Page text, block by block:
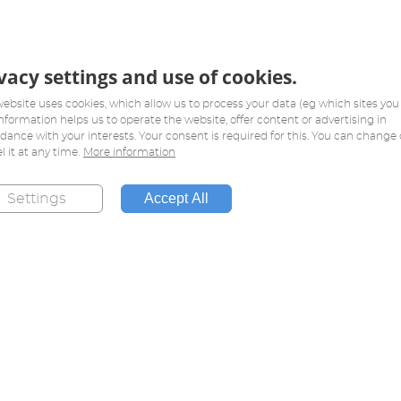
settings and use of cookies.
uses cookies, which allow us to process your data (eg which sites you
helps us to operate the website, offer content or advertising in
with your interests. Your consent is required for this. You can change
it at any time.
More information
Settings Accept All